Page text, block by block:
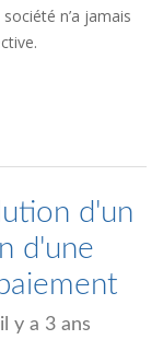
n’a jamais
d'un
d'une
y a 3 ans